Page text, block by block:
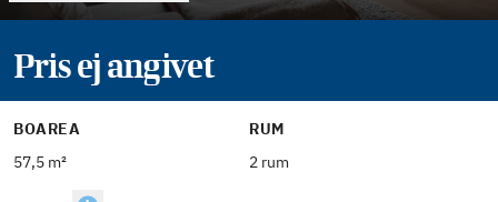
Pris ej angivet
BOAREA
57,5 m²
RUM
2 rum